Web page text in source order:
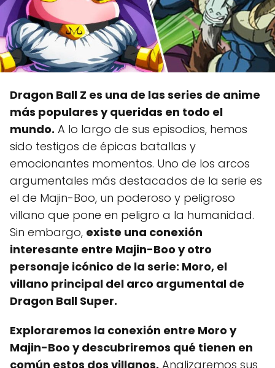
Dragon Ball Z es una de las series de anime
más populares y queridas en todo el
mundo. A lo largo de sus episodios, hemos
sido testigos de épicas batallas y
emocionantes momentos. Uno de los arcos
argumentales más destacados de la serie es
el de Majin-Boo, un poderoso y peligroso
villano que pone en peligro a la humanidad.
Sin embargo, existe una conexión
interesante entre Majin-Boo y otro
personaje icónico de la serie: Moro, el
villano principal del arco argumental de
Dragon Ball Super.
Exploraremos la conexión entre Moro y
Majin-Boo y descubriremos qué tienen en
común estos dos villanos. Analizaremos sus